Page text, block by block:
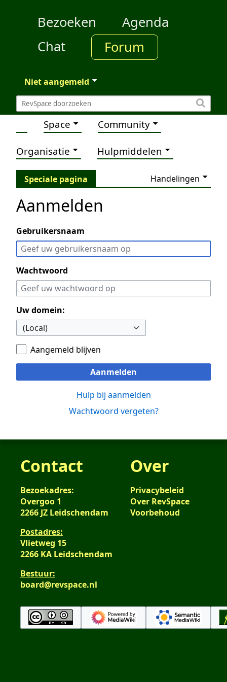
Bezoeken
Agenda
Chat
Forum
Niet aangemeld
Space Community
Organisatie Hulpmiddelen
Speciale pagina Handelingen
Aanmelden
Gebruikersnaam
Wachtwoord
Uw domein:
Aangemeld blijven
Aanmelden
Hulp bij aanmelden
Wachtwoord vergeten?
Contact
Bezoekadres:
Overgoo 1
2266 JZ Leidschendam
Postadres:
Vlietweg 15
2266 KA Leidschendam
Bestuur:
board@revspace.nl
Over
Privacybeleid
Over RevSpace
Voorbehoud